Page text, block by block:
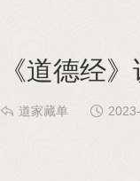
《道德经
 道家藏单 